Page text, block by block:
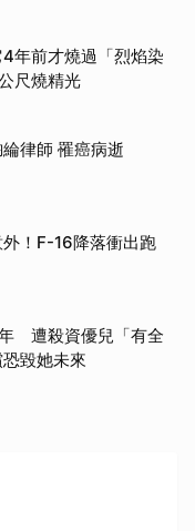
年前才燒過「烈焰染
尺燒精光
律師 罹癌病逝
！F-16降落衝出跑
遭殺資優兒「有全
毀她未來